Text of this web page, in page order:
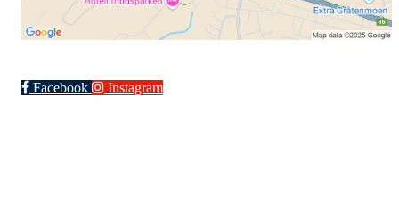
Facebook Instagram